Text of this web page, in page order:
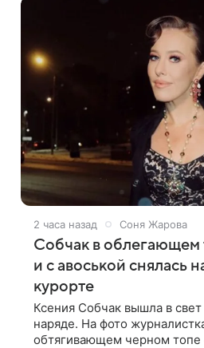
2 часа назад Соня Жарова
Собчак в облегающем
и с авоськой снялась
курорте
Ксения Собчак вышла в
наряде. На фото
обтягивающем черном топе